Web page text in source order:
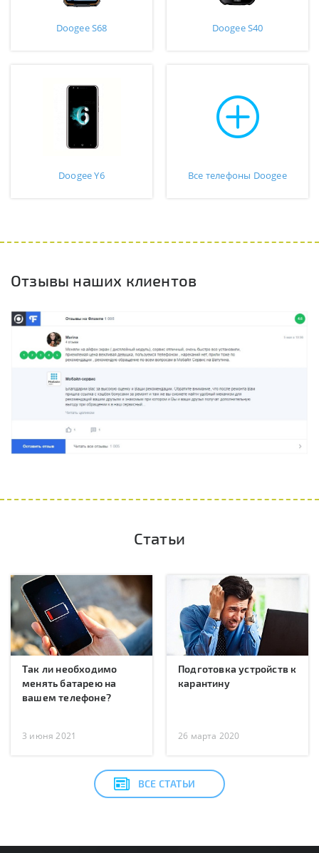
Doogee S68 Doogee S40
Doogee Y6 Все телефоны Doogee
Отзывы наших клиентов
Статьи
Так ли необходимо
менять батарею на
вашем телефоне?
3 июня 2021
Подготовка устройств к
карантину
26 марта 2020
ВСЕ СТАТЬИ